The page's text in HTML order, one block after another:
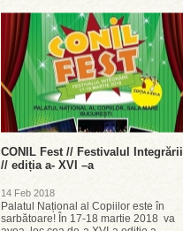
CONIL Fest // Festivalul Integrării
// ediția a- XVI –a
14 Feb 2018
Palatul Național al Copiilor este în
sarbătoare! În 17-18 martie 2018 va